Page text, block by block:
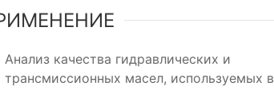
Анализ качества гидравлических и
трансмиссионных масел, используемых в